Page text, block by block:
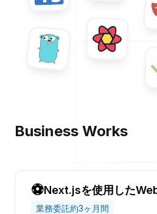
へのリ
Tanstack Query
Business Works
⚽Next.jsを使用した
業務委託約3ヶ月間